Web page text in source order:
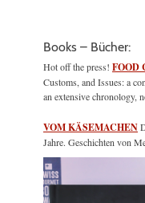
Books – Bücher:
Hot off the press! FOOD
Customs, and Issues: a
an extensive chronology,
VOM KÄSEMACHEN
Jahre. Geschichten von